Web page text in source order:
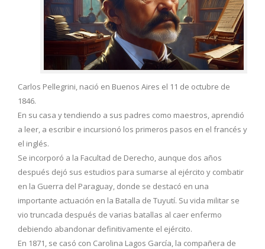
Carlos Pellegrini, nació en Buenos Aires el 11 de octubre de
1846.
En su casa y tendiendo a sus padres como maestros, aprendió
a leer, a escribir e incursionó los primeros pasos en el francés y
el inglés.
Se incorporó a la Facultad de Derecho, aunque dos años
después dejó sus estudios para sumarse al ejército y combatir
en la Guerra del Paraguay, donde se destacó en una
importante actuación en la Batalla de Tuyutí. Su vida militar se
vio truncada después de varias batallas al caer enfermo
debiendo abandonar definitivamente el ejército.
En 1871, se casó con Carolina Lagos García, la compañera de